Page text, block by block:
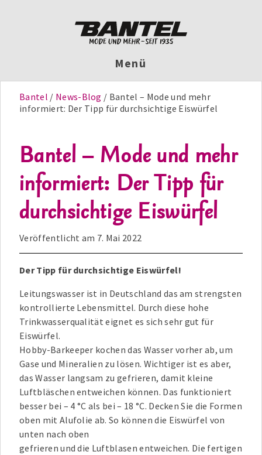
Menü
Bantel News-Blog
Bantel – Mode und mehr
informiert: Der Tipp für durchsichtige Eiswürfel
Bantel – Mode und mehr
informiert: Der Tipp für
durchsichtige Eiswürfel
Veröffentlicht am 7. Mai 2022
Der Tipp für durchsichtige Eiswürfel!
Leitungswasser ist in Deutschland das am strengsten
kontrollierte Lebensmittel. Durch diese hohe
Trinkwasserqualität eignet es sich sehr gut für
Eiswürfel.
Hobby-Barkeeper kochen das Wasser vorher ab, um
Gase und Mineralien zu lösen. Wichtiger ist es aber,
das Wasser langsam zu gefrieren, damit kleine
Luftbläschen entweichen können. Das funktioniert
besser bei – 4 °C als bei – 18 °C. Decken Sie die Formen
oben mit Alufolie ab. So können die Eiswürfel von
unten nach oben
gefrieren und die Luftblasen entweichen. Die fertigen